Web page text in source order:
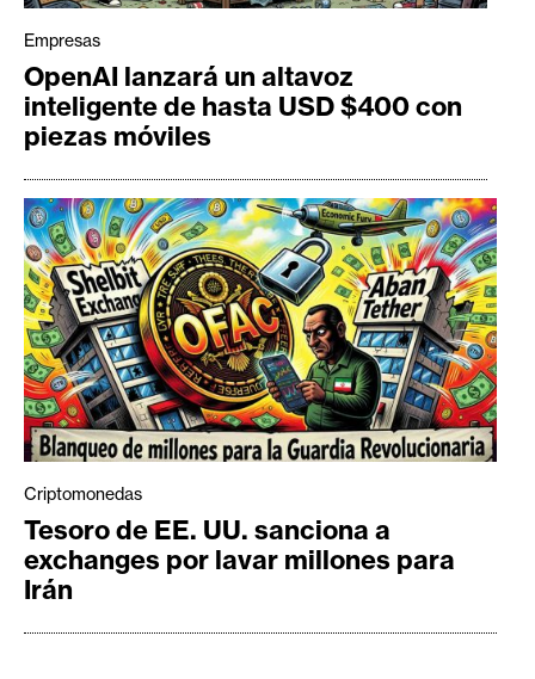
Empresas
OpenAI lanzará un altavoz
inteligente de hasta USD $400 con
piezas móviles
Criptomonedas
Tesoro de EE. UU. sanciona a
exchanges por lavar millones para
Irán